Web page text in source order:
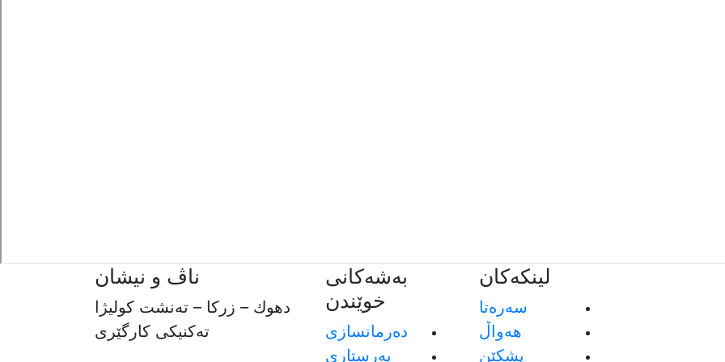
لینکەکان
سەرەتا
هەواڵ
پشکێن
بەشەکانی
خوێندن
دەرمانسازی
پەرستاری
ناڤ و نیشان
دهوك – زركا – ته‌نشت كوليژا
ته‌كنيكى كارگێرى